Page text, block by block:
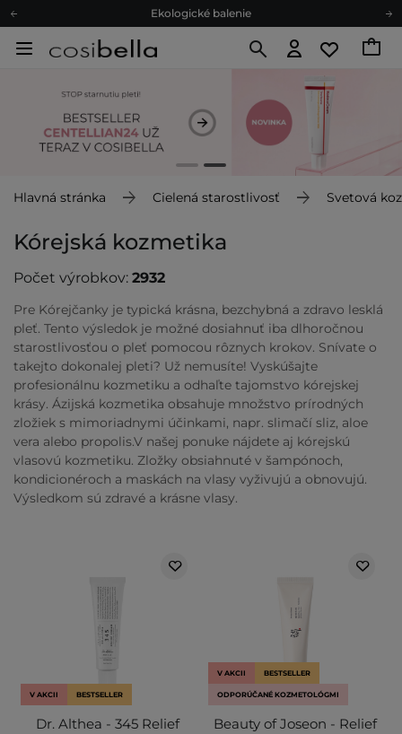
Ekologické balenie
Odmeňovací program
Ekologické balenie
Hlavná stránka Cielená starostlivosť Svetová
Kórejská kozmetika
Počet výrobkov: 2932
Pre Kórejčanky je typická krásna, bezchybná a zdravo lesklá
pleť. Tento výsledok je možné dosiahnuť iba dlhoročnou
starostlivosťou o pleť pomocou rôznych krokov. Snívate o
takejto dokonalej pleti? Už nemusíte! Vyskúšajte
profesionálnu kozmetiku a odhaľte tajomstvo kórejskej
krásy. Ázijská kozmetika obsahuje množstvo prírodných
zložiek s mimoriadnymi účinkami, napr. slimačí sliz, aloe
vera alebo propolis.V našej ponuke nájdete aj kórejskú
vlasovú kozmetiku. Zložky obsiahnuté v šampónoch,
kondicionéroch a maskách na vlasy vyživujú a obnovujú.
Výsledkom sú zdravé a krásne vlasy.
V AKCII BESTSELLER
Dr. Althea - 345 Relief
V AKCII BESTSELLER
ODPORÚČANÉ KOZMETOLÓGMI
Beauty of Joseon - Relief